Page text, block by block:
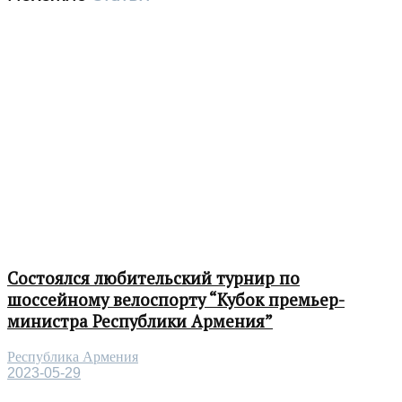
Состоялся любительский турнир по
шоссейному велоспорту “Кубок премьер-
министра Республики Армения”
Республика Армения
2023-05-29